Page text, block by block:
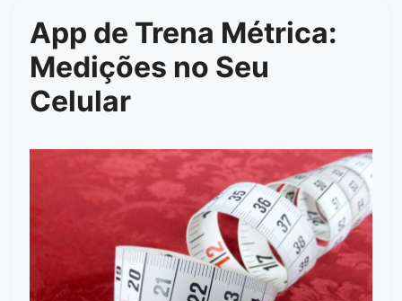
App de Trena Métrica:
Medições no Seu
Celular